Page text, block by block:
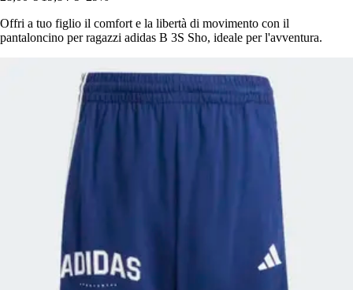
Offri a tuo figlio il comfort e la libertà di movimento con il
pantaloncino per ragazzi adidas B 3S Sho, ideale per l'avventura.